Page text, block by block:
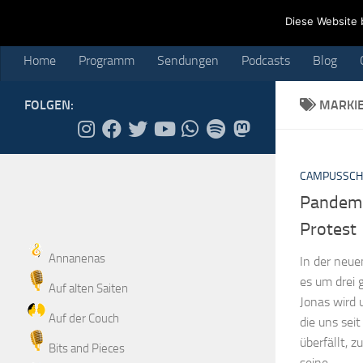
Blog
Home Programm Sendungen Podcasts Blog
Protest
In der
es um drei
Jonas wird
die uns
überfällt,
FOLGEN:
Annanenas
Auf alten Saiten
Auf der Couch
Bits and Pieces
Diese Website